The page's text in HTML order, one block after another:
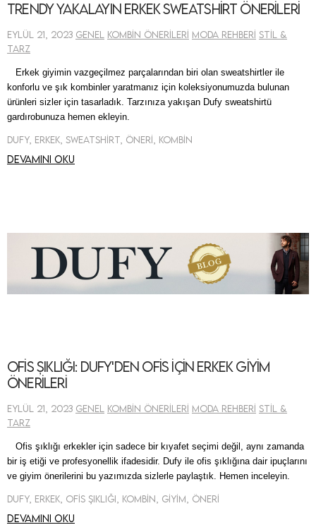
Trendy Yakalayın Erkek Sweatshirt Önerileri
Eylül 21, 2023 Genel Kombin Önerileri Moda Rehberi Stil &
Tarz
Erkek giyimin vazgeçilmez parçalarından biri olan sweatshirtlerile
konforlu ve şık kombinler yaratmanız için koleksiyonumuzda bulunan
ürünleri sizler için tasarladık. Tarzınıza yakışan Dufy sweatshirtü
gardırobunuza hemen ekleyin.
Dufy, Erkek, Sweatshirt, Öneri, Kombin
Devamını oku
Ofis Şıklığı: Dufy'den Ofis için Erkek Giyim
Önerileri
Eylül 21, 2023 Genel Kombin Önerileri Moda Rehberi Stil &
Tarz
Ofis şıklığı erkekler için sadece bir kıyafet seçimi değil, aynı zamanda
bir iş etiği ve profesyonellik ifadesidir. Dufy ile ofis şıklığına dair ipuçlarını
ve giyim önerilerini bu yazımızda sizlerle paylaştık. Hemen inceleyin.
Dufy, Erkek, Ofis Şıklığı, Kombin, Giyim, Öneri
Devamını oku